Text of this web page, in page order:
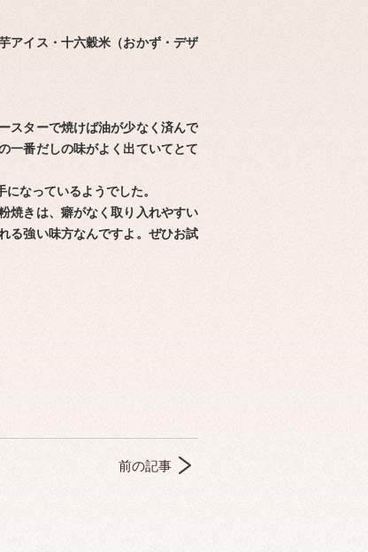
アイス・十六穀米（おかず・デザ
スターで焼けば油が少なく済んで
一番だしの味がよく出ていてとて
なっているようでした。
焼きは、癖がなく取り入れやすい
る強い味方なんですよ。ぜひお試
前の記事